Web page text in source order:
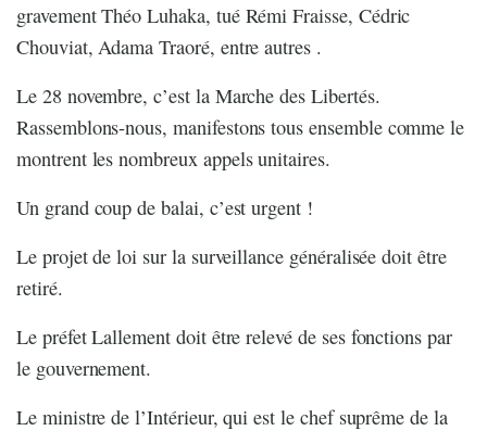
gravement Théo Luhaka, tué Rémi Fraisse, Cédric
Chouviat, Adama Traoré, entre autres .
Le 28 novembre, c’est la Marche des Libertés.
Rassemblons-nous, manifestons tous ensemble comme le
montrent les nombreux appels unitaires.
Un grand coup de balai, c’est urgent !
Le projet de loi sur la surveillance généralisée doit être
retiré.
Le préfet Lallement doit être relevé de ses fonctions par
le gouvernement.
Le ministre de l’Intérieur, qui est le chef suprême de la